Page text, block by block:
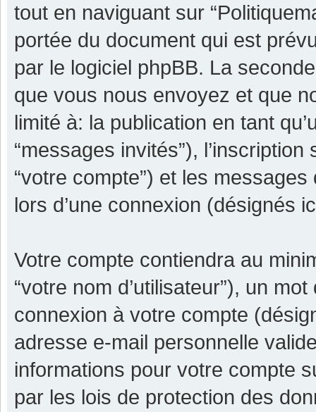
tout en naviguant sur
portée du document qui est
par le logiciel phpBB. La
que vous nous envoyez et que
limité à: la publication en tant
“messages invités”),
“votre compte”) et les
lors d’une connexion (désignés
Votre compte contiendra au
“votre nom d’utilisateur”), un
connexion à votre compte
adresse e-mail personnelle
informations pour votre compte
par les lois de protection des